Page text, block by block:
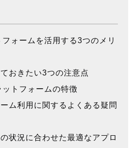
ォームを活用する3つのメリ
おきたい3つの注意点
トフォームの特徴
ム利用に関するよくある疑問
状況に合わせた最適なアプロ